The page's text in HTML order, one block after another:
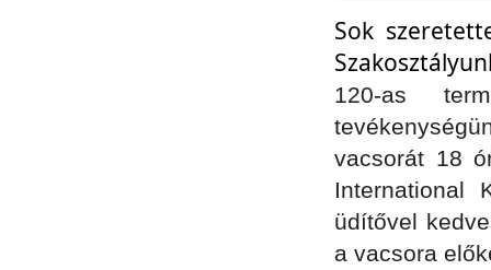
Sok
120-as
vacsorát 18
International
üdítővel
a vacsora